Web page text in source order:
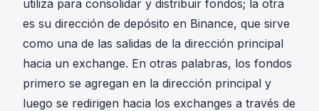
utiliza para consolidar y distribuir fondos; la otra
es su dirección de depósito en Binance, que sirve
como una de las salidas de la dirección principal
hacia un exchange. En otras palabras, los fondos
primero se agregan en la dirección principal y
luego se redirigen hacia los exchanges a través de